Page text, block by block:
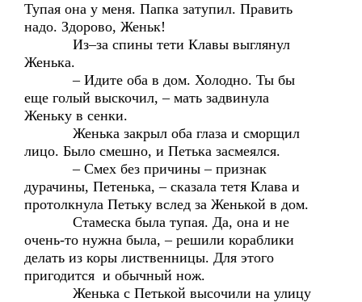
Тупая она у меня. Папка затупил. Править
надо. Здорово, Женьк!
Из–за спины тети Клавы выглянул
Женька.
– Идите оба в дом. Холодно. Ты бы
еще голый выскочил, – мать задвинула
Женьку в сенки.
Женька закрыл оба глаза и сморщил
лицо. Было смешно, и Петька засмеялся.
– Смех без причины – признак
дурачины, Петенька, – сказала тетя Клава и
протолкнула Петьку вслед за Женькой в дом.
Стамеска была тупая. Да, она и не
очень-то нужна была, – решили кораблики
делать из коры лиственницы. Для этого
пригодится и обычный нож.
Женька с Петькой высочили на улицу